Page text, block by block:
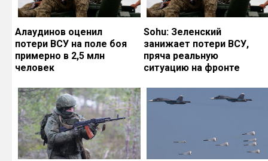
Алаудинов оценил
потери ВСУ на поле боя
примерно в 2,5 млн
человек
Sohu: Зеленский
занижает потери ВСУ,
пряча реальную
ситуацию на фронте